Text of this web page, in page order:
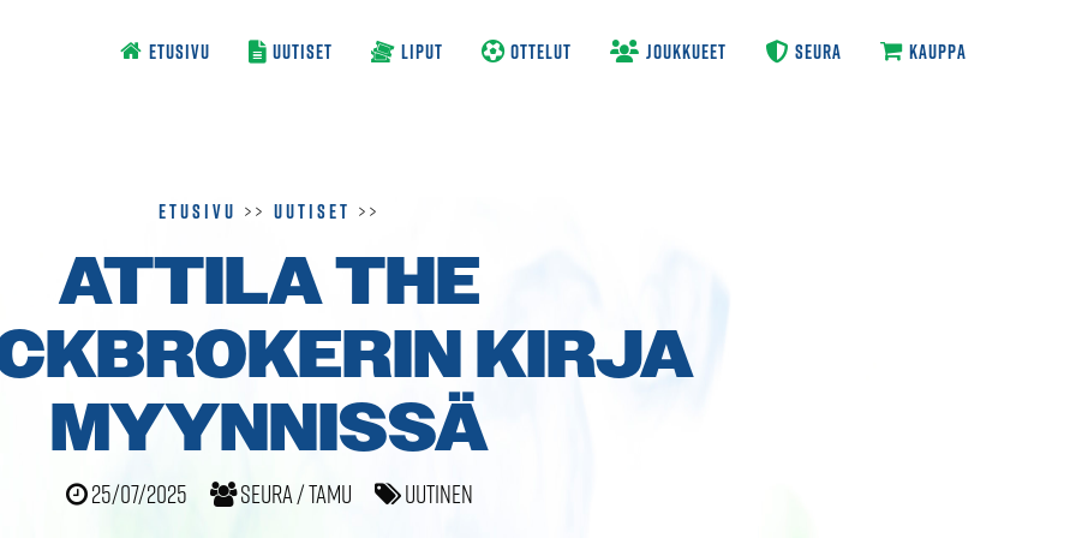
ETUSIVU UUTISET LIPUT OTTELUT JOUKKUEET SEURA KAUPPA
Etusivu >> Uutiset >>
ATTILA THE
KIRJA
MYYNNISSÄ
25/07/2025 Seura / TamU Uutinen